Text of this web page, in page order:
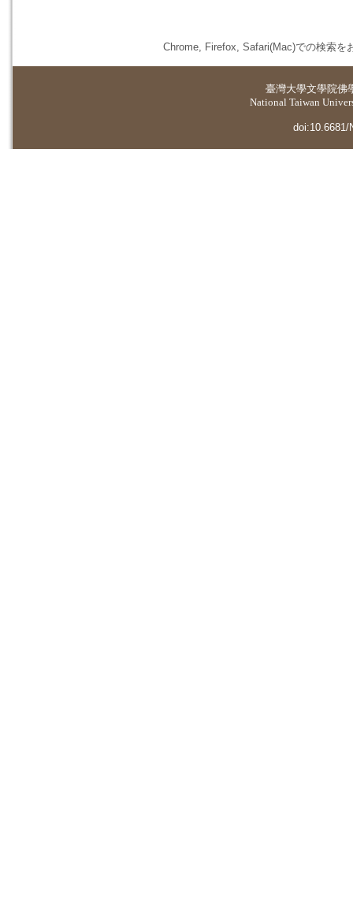
Chrome, Firefox, Safari(Mac)での検索を
臺灣大學文學院佛
National Taiwan
doi:10.6681/